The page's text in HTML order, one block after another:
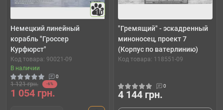
10
Немецкий линейный
корабль "Гроссер
Курфюрст"
Код товара: 90021-09
В наличии
0
1 121 грн. -6%
1 054 грн.
"Гремящий" - эскадренный
миноносец, проект 7
(Корпус по ватерлинию)
Код товара: 118551-09
0
4 144 грн.